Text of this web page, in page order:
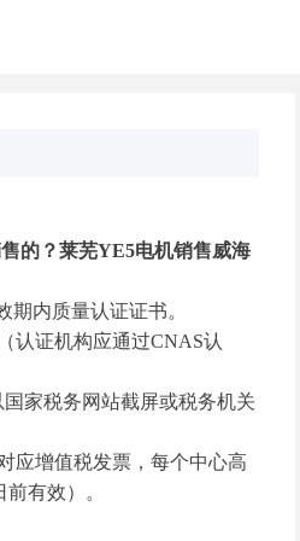
的？莱芜YE5电机销售威海
期内质量认证证书。
认证机构应通过CNAS认
家税务网站截屏或税务机关
应增值税发票，每个中心高
有效）。